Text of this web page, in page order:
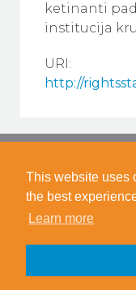
This website uses
the best
Learn more
ketinanti
institucija
URI:
http://
international
consortium,
Except where otherwise
site is licensed under a